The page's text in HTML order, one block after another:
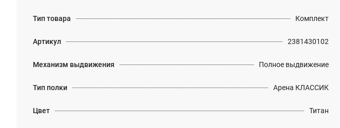
Тип товара Комплект
Артикул 2381430102
Механизм выдвижения Полное выдвижение
Тип полки Арена КЛАССИК
Цвет Титан